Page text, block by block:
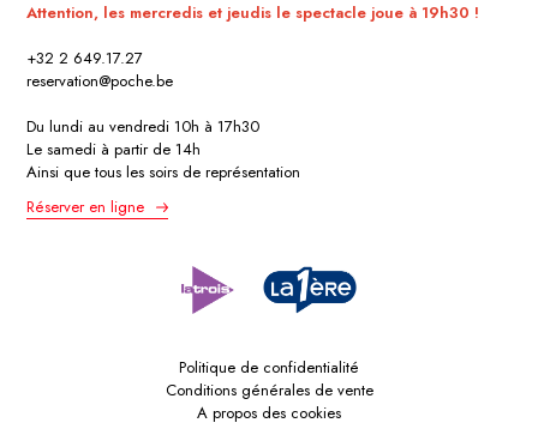
Attention, les mercredis et jeudis le spectacle joue à 19h30 !
+32 2 649.17.27
reservation@poche.be
Du lundi au vendredi 10h à 17h30
Le samedi à partir de 14h
Ainsi que tous les soirs de représentation
Réserver en ligne
Politique de confidentialité
Conditions générales de vente
A propos des cookies